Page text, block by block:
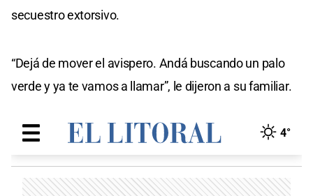
secuestro extorsivo.
“Dejá de mover el avispero. Andá buscando un palo
verde y ya te vamos a llamar”, le dijeron a su familiar.